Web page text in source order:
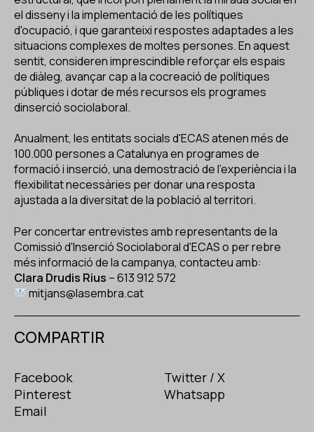
el disseny i la implementació de les polítiques
d'ocupació, i que garanteixi respostes adaptades a les
situacions complexes de moltes persones. En aquest
sentit, consideren imprescindible reforçar els espais
de diàleg, avançar cap a la cocreació de polítiques
públiques i dotar de més recursos els programes
dinserció sociolaboral.
Anualment, les entitats socials d'ECAS atenen més de
100.000 persones a Catalunya en programes de
formació i inserció, una demostració de l'experiència i la
flexibilitat necessàries per donar una resposta
ajustada a la diversitat de la població al territori.
Per concertar entrevistes amb representants de la
Comissió d'Inserció Sociolaboral d'ECAS o per rebre
més informació de la campanya, contacteu amb:
Clara Drudis Rius – 613 912 572
mitjans@lasembra.cat
COMPARTIR
Facebook
Twitter / X
Pinterest
Whatsapp
Email